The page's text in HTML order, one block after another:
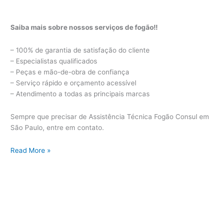
Saiba mais sobre nossos serviços de fogão!!
– 100% de garantia de satisfação do cliente
– Especialistas qualificados
– Peças e mão-de-obra de confiança
– Serviço rápido e orçamento acessível
– Atendimento a todas as principais marcas
Sempre que precisar de Assistência Técnica Fogão Consul em
São Paulo, entre em contato.
Assistência
Read More »